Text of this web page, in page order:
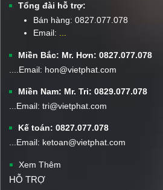
Tổng đài hỗ trợ:
Bán hàng: 0827.077.078
Email:
Miền Bắc: Mr. Hơn: 0827.077.078
....Email: hon@vietphat.com
Miền Nam: Mr. Tri: 0829.077.078
...Email: tri@vietphat.com
Kế toán: 0827.077.078
...Email: ketoan@vietphat.com
Xem Thêm
HỖ TRỢ